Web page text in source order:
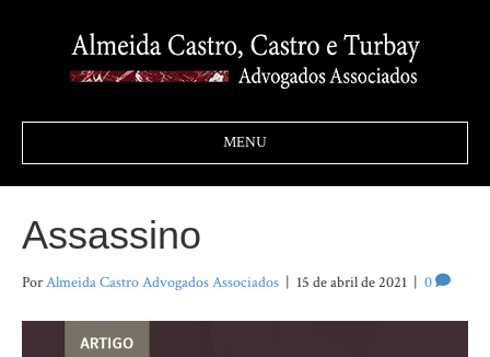
MENU
Assassino
PorAlmeida Castro Advogados Associados | 15 de abril de 2021 | 0